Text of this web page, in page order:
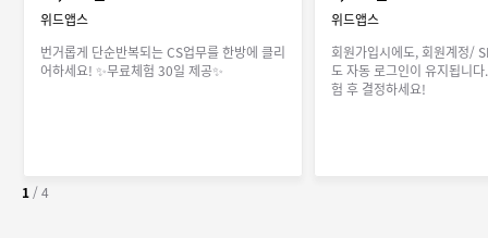
위드앱스
번거롭게 단순반복되는 CS업무를 한방에 클리
어하세요! ✨무료체험 30일 제공✨
위드앱스
회원가입시에도, 회원계정/
도 자동 로그인이 유지됩니
험 후 결정하세요!
1/4